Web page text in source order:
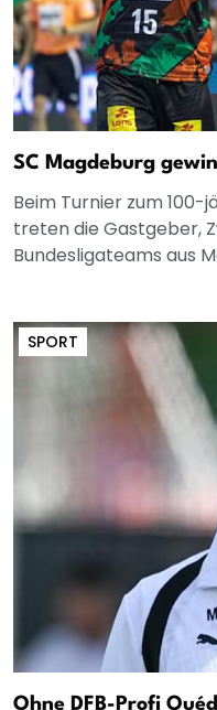
SC Magdeburg
Beim Turnier zum 100-
treten die Gastgeber,
Bundesligateams aus
SPORT
Ohne DFB-Profi